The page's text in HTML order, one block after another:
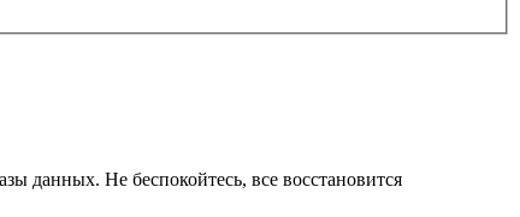
данных. Не беспокойтесь, все восстановится